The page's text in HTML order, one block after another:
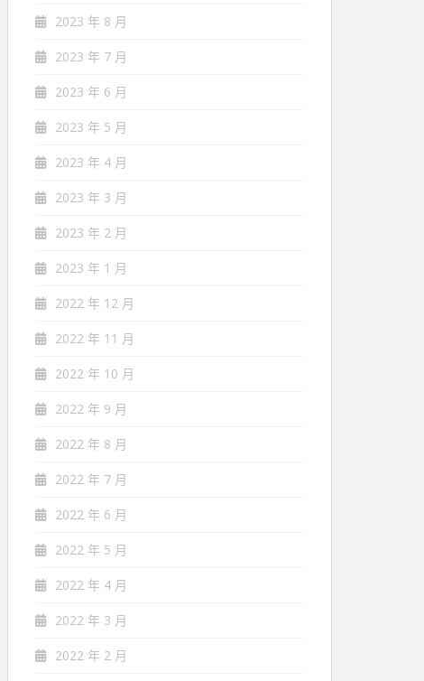
2023 年 8 月
2023 年 7 月
2023 年 6 月
2023 年 5 月
2023 年 4 月
2023 年 3 月
2023 年 2 月
2023 年 1 月
2022 年 12 月
2022 年 11 月
2022 年 10 月
2022 年 9 月
2022 年 8 月
2022 年 7 月
2022 年 6 月
2022 年 5 月
2022 年 4 月
2022 年 3 月
2022 年 2 月